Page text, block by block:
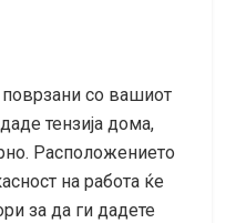
со вашиот
тензија дома,
Расположението
на работа ќе
за да ги дадете